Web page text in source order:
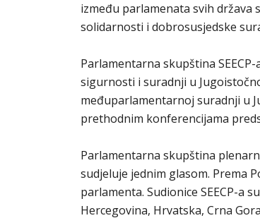
između parlamenata svih
solidarnosti i dobrosusjedske
Parlamentarna skupština
sigurnosti i suradnji u
međuparlamentarnoj suradnji u
prethodnim konferencijama
Parlamentarna skupština
sudjeluje jednim glasom. Prema
parlamenta. Sudionice SEECP-a
Hercegovina, Hrvatska, Crna